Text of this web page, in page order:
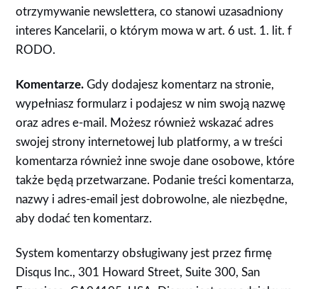
otrzymywanie newslettera, co stanowi uzasadniony
interes Kancelarii, o którym mowa w art. 6 ust. 1. lit. f
RODO.
Komentarze. Gdy dodajesz komentarz na stronie,
wypełniasz formularz i podajesz w nim swoją nazwę
oraz adres e-mail. Możesz również wskazać adres
swojej strony internetowej lub platformy, a w treści
komentarza również inne swoje dane osobowe, które
także będą przetwarzane. Podanie treści komentarza,
nazwy i adres-email jest dobrowolne, ale niezbędne,
aby dodać ten komentarz.
System komentarzy obsługiwany jest przez firmę
Disqus Inc., 301 Howard Street, Suite 300, San